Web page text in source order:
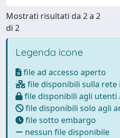
Mostrati risultati da 2 a 2
di 2
Legenda icone
file ad accesso aperto
file disponibili sulla rete
file disponibili agli utenti
file disponibili solo agli
file sotto embargo
nessun file disponibile